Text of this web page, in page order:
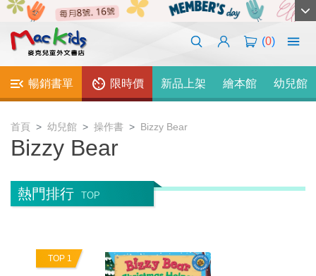
(0)
暢銷書單 限時價 新品上架 繪本館 幼兒館
首頁 幼兒館 操作書 Bizzy Bear
Bizzy Bear
熱門排行 TOP
TOP 1